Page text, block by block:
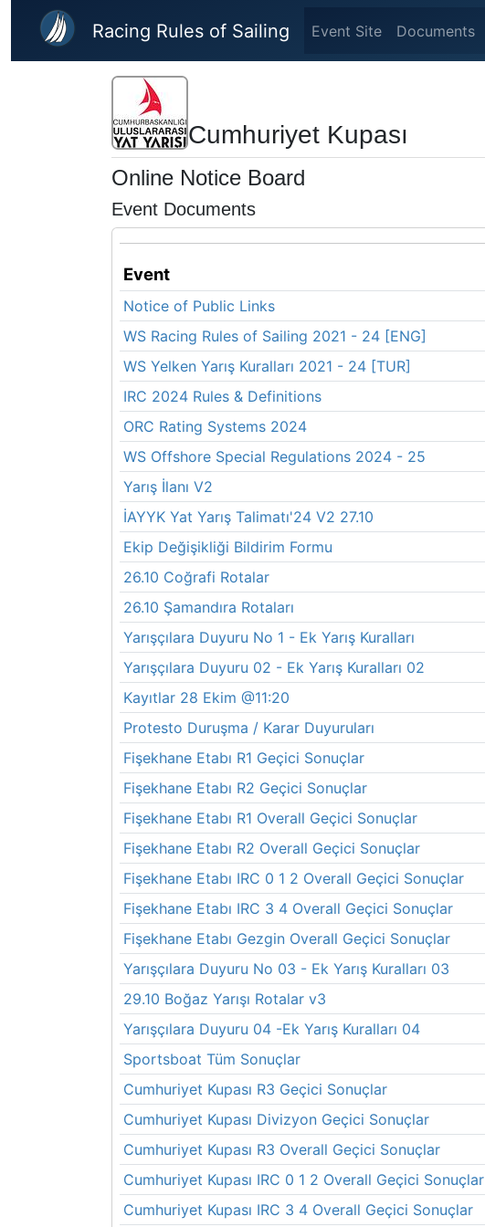
Skip to main content
Racing Rules of Sailing Event Site Documents
Cumhuriyet Kupası
Online Notice Board
Event Documents
Event
Notice of Public Links
WS Racing Rules of Sailing 2021 - 24 [ENG]
WS Yelken Yarış Kuralları 2021 - 24 [TUR]
IRC 2024 Rules & Definitions
ORC Rating Systems 2024
WS Offshore Special Regulations 2024 - 25
Yarış İlanı V2
İAYYK Yat Yarış Talimatı'24 V2 27.10
Ekip Değişikliği Bildirim Formu
26.10 Coğrafi Rotalar
26.10 Şamandıra Rotaları
Yarışçılara Duyuru No 1 - Ek Yarış Kuralları
Yarışçılara Duyuru 02 - Ek Yarış Kuralları 02
Kayıtlar 28 Ekim @11:20
Protesto Duruşma / Karar Duyuruları
Fişekhane Etabı R1 Geçici Sonuçlar
Fişekhane Etabı R2 Geçici Sonuçlar
Fişekhane Etabı R1 Overall Geçici Sonuçlar
Fişekhane Etabı R2 Overall Geçici Sonuçlar
Fişekhane Etabı IRC 0 1 2 Overall Geçici Sonuçlar
Fişekhane Etabı IRC 3 4 Overall Geçici Sonuçlar
Fişekhane Etabı Gezgin Overall Geçici Sonuçlar
Yarışçılara Duyuru No 03 - Ek Yarış Kuralları 03
29.10 Boğaz Yarışı Rotalar v3
Yarışçılara Duyuru 04 -Ek Yarış Kuralları 04
Sportsboat Tüm Sonuçlar
Cumhuriyet Kupası R3 Geçici Sonuçlar
Cumhuriyet Kupası Divizyon Geçici Sonuçlar
Cumhuriyet Kupası R3 Overall Geçici Sonuçlar
Cumhuriyet Kupası IRC 0 1 2 Overall Geçici Sonuçlar
Cumhuriyet Kupası IRC 3 4 Overall Geçici Sonuçlar